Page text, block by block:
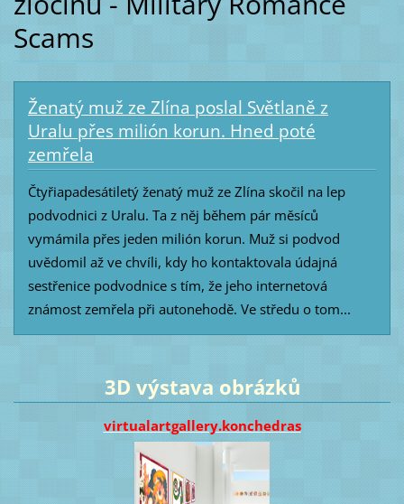
Scams
Ženatý muž ze Zlína poslal Světlaně z
Uralu přes milión korun. Hned poté
zemřela
Čtyřiapadesátiletý ženatý muž ze Zlína skočil na lep
podvodnici z Uralu. Ta z něj během pár měsíců
vymámila přes jeden milión korun. Muž si podvod
uvědomil až ve chvíli, kdy ho kontaktovala údajná
sestřenice podvodnice s tím, že jeho internetová
známost zemřela při autonehodě. Ve středu o tom...
3D výstava obrázků
virtualartgallery.konchedras